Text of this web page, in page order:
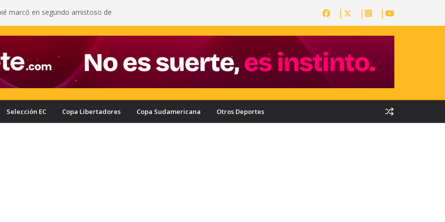
marcó en segundo amistoso de
cuánto ganaría el ecuatoriano
puede quedar eliminado de la Copa
a haber derrotado a Liga de Portoviejo?
con nuevo delantero: Ronie Carrillo llegó a
fichar por el Bombillo
Liga de Portoviejo en polémica partido
Selección EC Copa Libertadores Copa Sudamericana Otros Deportes